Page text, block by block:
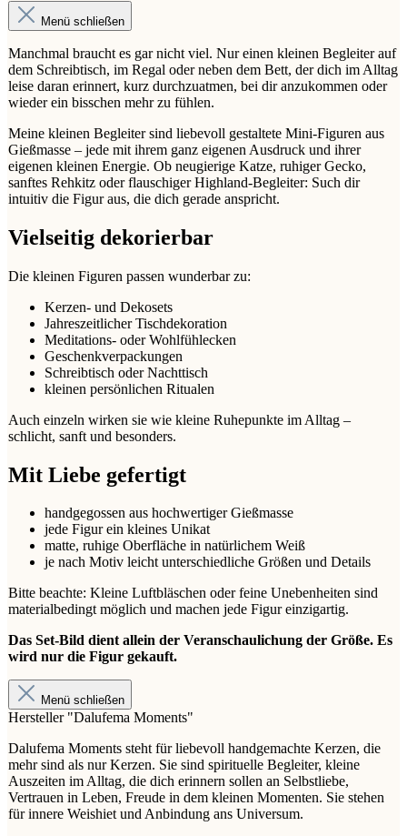
Menü schließen
Manchmal braucht es gar nicht viel. Nur einen kleinen Begleiter auf
dem Schreibtisch, im Regal oder neben dem Bett, der dich im Alltag
leise daran erinnert, kurz durchzuatmen, bei dir anzukommen oder
wieder ein bisschen mehr zu fühlen.
Meine kleinen Begleiter sind liebevoll gestaltete Mini-Figuren aus
Gießmasse – jede mit ihrem ganz eigenen Ausdruck und ihrer
eigenen kleinen Energie. Ob neugierige Katze, ruhiger Gecko,
sanftes Rehkitz oder flauschiger Highland-Begleiter: Such dir
intuitiv die Figur aus, die dich gerade anspricht.
Vielseitig dekorierbar
Die kleinen Figuren passen wunderbar zu:
Kerzen- und Dekosets
Jahreszeitlicher Tischdekoration
Meditations- oder Wohlfühlecken
Geschenkverpackungen
Schreibtisch oder Nachttisch
kleinen persönlichen Ritualen
Auch einzeln wirken sie wie kleine Ruhepunkte im Alltag –
schlicht, sanft und besonders.
Mit Liebe gefertigt
handgegossen aus hochwertiger Gießmasse
jede Figur ein kleines Unikat
matte, ruhige Oberfläche in natürlichem Weiß
je nach Motiv leicht unterschiedliche Größen und Details
Bitte beachte: Kleine Luftbläschen oder feine Unebenheiten sind
materialbedingt möglich und machen jede Figur einzigartig.
Das Set-Bild dient allein der Veranschaulichung der Größe. Es
wird nur die Figur gekauft.
Menü schließen
Hersteller "Dalufema Moments"
Dalufema Moments steht für liebevoll handgemachte Kerzen, die
mehr sind als nur Kerzen. Sie sind spirituelle Begleiter, kleine
Auszeiten im Alltag, die dich erinnern sollen an Selbstliebe,
Vertrauen in Leben, Freude in dem kleinen Momenten. Sie stehen
für innere Weishiet und Anbindung ans Universum.